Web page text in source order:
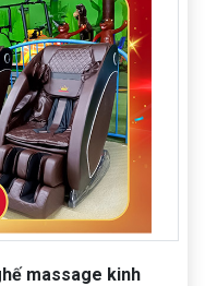
massage kinh